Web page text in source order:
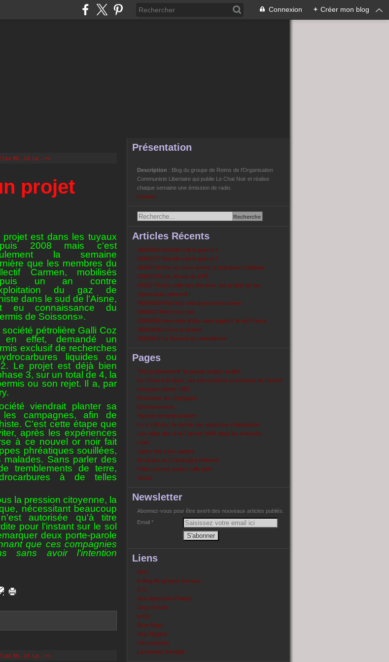
Connexion + Créer mon blog
Les fils...14. Le... >>
projet
projet est dans les tuyaux
2008 mais c'est
la semaine
que les membres du
Carmen, mobilisés
un an contre
du gaz de
dans le sud de l'Aisne,
eu connaissance du
de Soissons».
société pétrolière Galli Coz
en effet, demandé un
exclusif de recherches
liquides ou
Le projet est déjà bien
3, sur un total de 4, la
ou son rejet. Il a, par
viendrait planter sa
campagnes, afin de
C'est cette étape que
après les expériences
à ce nouvel or noir fait
phréatiques souillées,
Sans parler des
tremblements de terre,
à de telles
la pression citoyenne, la
nécessitant beaucoup
autorisée qu'à titre
pour l'instant sur le sol
deux porte-parole
que ces compagnies
sans avoir l'intention
Les fils...14. Le... >>
Présentation
Description : Blog du groupe de Reims de l'Organisation
Communiste Libertaire qui publie Le Chat Noir et réalise
chaque semaine une émission de radio.
Contact
Articles Récents
20260803 Maudite soit la guerre 2
20260727 Maudite soit la guerre 1
20260720 Non au porte-avions à propulsion nucléaire
20260713 Les 20 ans du CPE
20260706 A la veille des élections, les projets de lois
répressives pleuvent !
20260629 Il fait trop chaud pour tout cramer
2060622 Nord c’est noir
20260615 Intercollectif des sans papiers Ile de France
20260608 Grève et victoire
20260601 Le Spectre du colonialisme
Pages
‘‘Désenclavement’’ et grands projets inutiles
Du Tchad à la Syrie : les interventions extérieures de l’armée
française depuis 1981
Emissions de L'Egrégore
Environnement
Histoire de l'antinucléaire
Il y a 100 ans, la révolte des vignerons champenois
Les rafles des 4 et 6 janvier 1944 dans les Ardennes
Links
Luttes des sans papiers
Nucléaire en Champagne Ardenne
Police partout, justice nulle part
Social
Newsletter
Abonnez-vous pour être averti des nouveaux articles publiés.
Email
Liens
OCL
le blog de jacques tourtaux
ICO
Anti répression Poitiers
Sons en lutte
la QV
Bure Stop !
Stop Nogent
Info nucléaire
La mouette enragée